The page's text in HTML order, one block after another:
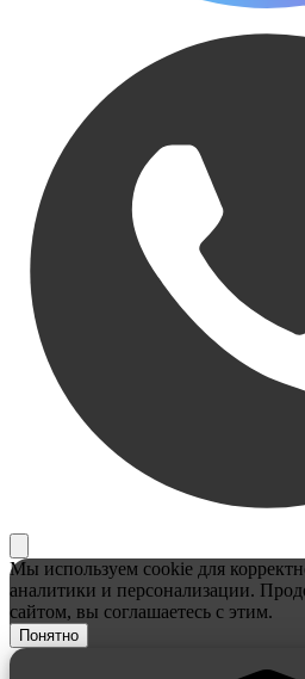
Мы используем cookie для
аналитики и персонализации.
сайтом, вы соглашаетесь с этим.
Понятно